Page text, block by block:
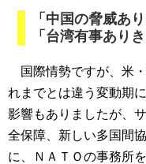
「中国の脅威あ
「台湾有事あり
国際情勢ですが、米
れまでとは違う変動期
影響もありましたが、
全保障、新しい多国間
に、ＮＡＴＯの事務所